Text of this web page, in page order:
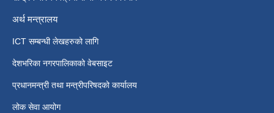
अर्थ मन्त्रालय
ICT सम्बन्धी लेखहरुको लागि
देशभरिका नगरपालिकाको वेबसाइट
प्रधानमन्त्री तथा मन्त्रीपरिषदको कार्यालय
लोक सेवा आयोग